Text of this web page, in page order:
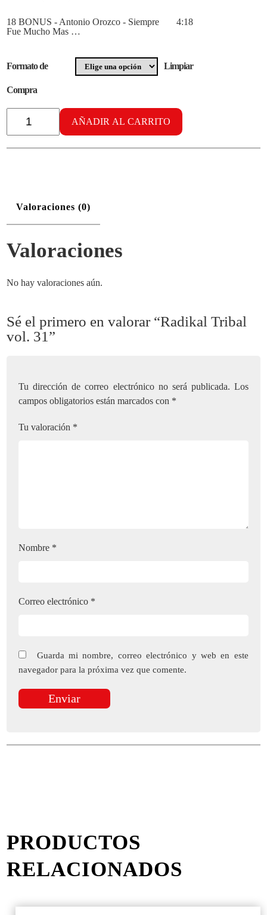
18 BONUS - Antonio Orozco - Siempre
Fue Mucho Mas …
4:18
Formato de
Compra
Limpiar
Radikal
Tribal
cantidad
AÑADIR AL CARRITO
Valoraciones (0)
Valoraciones
No hay valoraciones aún.
Sé el primero en valorar “Radikal Tribal
vol. 31”
Tu dirección de correo electrónico no será publicada. Los
campos obligatorios están marcados con *
Tu valoración *
Nombre *
Correo electrónico *
Guarda mi nombre, correo electrónico y web en este
navegador para la próxima vez que comente.
PRODUCTOS
RELACIONADOS